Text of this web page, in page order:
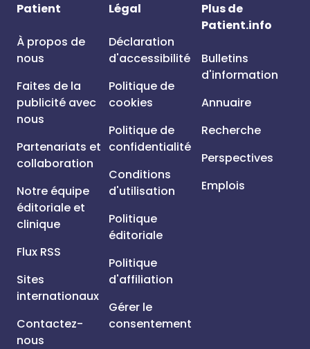
Patient
À propos de
nous
Faites de la
publicité avec
nous
Partenariats et
collaboration
Notre équipe
éditoriale et
clinique
Flux RSS
Sites
internationaux
Contactez-
nous
Légal
Déclaration
d'accessibilité
Politique de
cookies
Politique de
confidentialité
Conditions
d'utilisation
Politique
éditoriale
Politique
d'affiliation
Gérer le
consentement
Plus de
Patient.info
Bulletins
d'information
Annuaire
Recherche
Perspectives
Emplois